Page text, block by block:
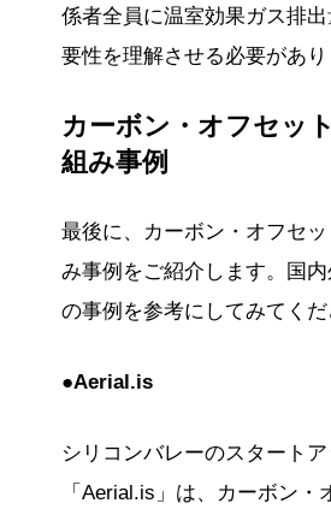
係者全員に温室効果ガス排
要性を理解させる必要があり
カーボン・オフセッ
組み事例
最後に、カーボン・オフセ
み事例をご紹介します。国
の事例を参考にしてみてくだ
●Aerial.is
シリコンバレーのスタート
「Aerial.is」は、カーボン・